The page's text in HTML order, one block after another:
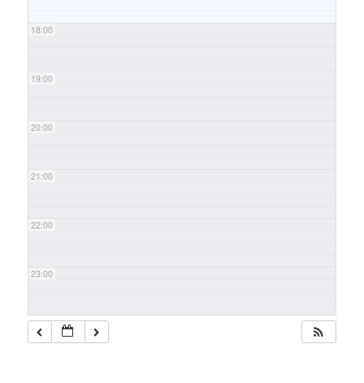
18:00
19:00
20:00
21:00
22:00
23:00